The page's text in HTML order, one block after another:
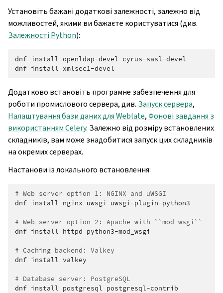
Установіть бажані додаткові залежності, залежно від
можливостей, якими ви бажаєте користуватися (див.
Залежності Python):
dnf install openldap-devel cyrus-sasl-devel
dnf install
Додатково встановіть програмне забезпечення для
роботи промислового сервера, див. Запуск сервера,
Налаштування бази даних для Weblate,Фонові завдання з
використанням Celery. Залежно від розміру встановлених
складників, вам може знадобитися запуск цих складників
на окремих серверах.
Настанови із локального встановлення:
# Web server option 1: NGINX and uWSGI
dnf install nginx uwsgi uwsgi-plugin-python3
# Web server option 2: Apache with ``mod_wsgi``
dnf install httpd python3-mod_wsgi
# Caching backend: Valkey
dnf install valkey
# Database server: PostgreSQL
dnf install postgresql postgresql-contrib